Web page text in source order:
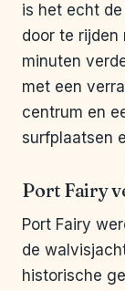
is het echt
door te rijden
minuten
met een
centrum en
surfplaatsen
Port Fairy
Port Fairy
de
historische